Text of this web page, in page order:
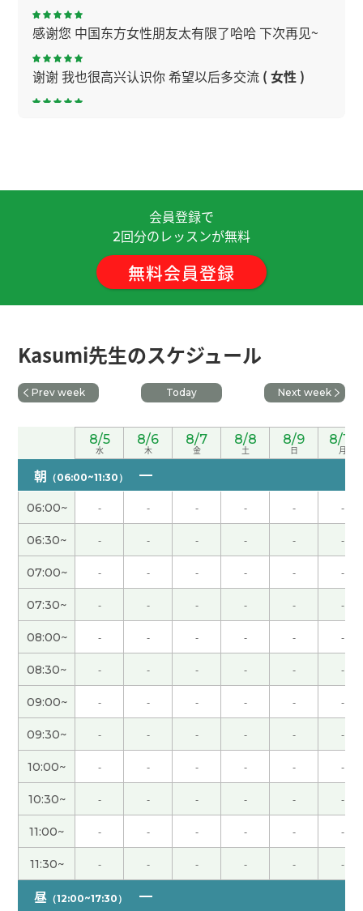
感谢您 中国东方女性朋友太有限了哈哈 下次再见~
谢谢 我也很高兴认识你 希望以后多交流 ( 女性 )
非常感謝 我的发音还不够好，所以我会每天练习，
争取一点点进步。 我希望再次见到你。 下次見
代 男性 )
いつもありがとうございます。中国語は発音が難し
いですが、頑張ります。また、よろしくお願いしま
す。
谢谢您的课！！
非常感謝 下次見 ( 40代 男性 )
谢谢
很高兴认识你 和你的聊天跟学习很有意思 开朗 聪明
漂亮 温柔的老师非常棒
非常感謝 下次見( 40代 男性 )
謝謝您跟我一起練習!!下次也請多多關照。
( 30代 女
性 )
謝謝您跟我一起聊天!!很開心,很期待下次見面。
代 女性 )
我愿意再工作但是为了公司不能挣钱。辞职以后不
能过规律的生活。下次再见吧。( 男性 )
美人な先生で発音も良く聞き取れて良かったです。
明日もよろしくお願いします。( 60代 男性 )
会員登録で
2回分のレッスンが無料
無料会員登録
Kasumi先生のスケジュール
Prev week Today Next week
8/5
水
8/6
木
8/7
金
8/8
土
8/9
日
8/10
月
朝 （06:00~11:30）
06:00~ - - - - - -
06:30~ - - - - - -
07:00~ - - - - - -
07:30~ - - - - - -
08:00~ - - - - - -
08:30~ - - - - - -
09:00~ - - - - - -
09:30~ - - - - - -
10:00~ - - - - - -
10:30~ - - - - - -
11:00~ - - - - - -
11:30~ - - - - - -
昼 （12:00~17:30）